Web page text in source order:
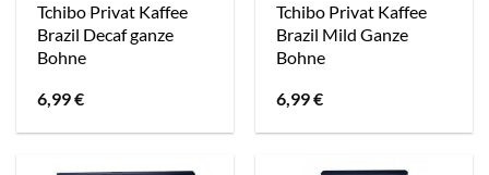
Tchibo Privat Kaffee
Brazil Decaf ganze
Bohne
6,99€
Tchibo Privat Kaffee
Brazil Mild Ganze
Bohne
6,99€